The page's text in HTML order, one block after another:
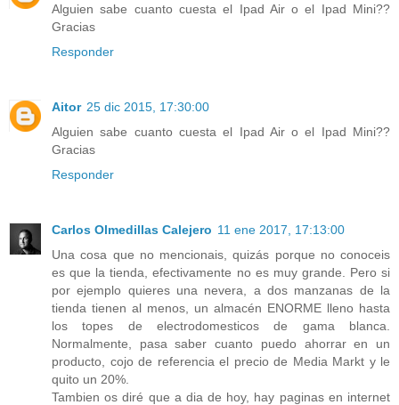
Alguien sabe cuanto cuesta el Ipad Air o el Ipad Mini??
Gracias
Responder
Aitor 25 dic 2015, 17:30:00
Alguien sabe cuanto cuesta el Ipad Air o el Ipad Mini??
Gracias
Responder
Carlos Olmedillas Calejero 11 ene 2017, 17:13:00
Una cosa que no mencionais, quizás porque no conoceis
es que la tienda, efectivamente no es muy grande. Pero si
por ejemplo quieres una nevera, a dos manzanas de la
tienda tienen al menos, un almacén ENORME lleno hasta
los topes de electrodomesticos de gama blanca.
Normalmente, pasa saber cuanto puedo ahorrar en un
producto, cojo de referencia el precio de Media Markt y le
quito un 20%.
Tambien os diré que a dia de hoy, hay paginas en internet